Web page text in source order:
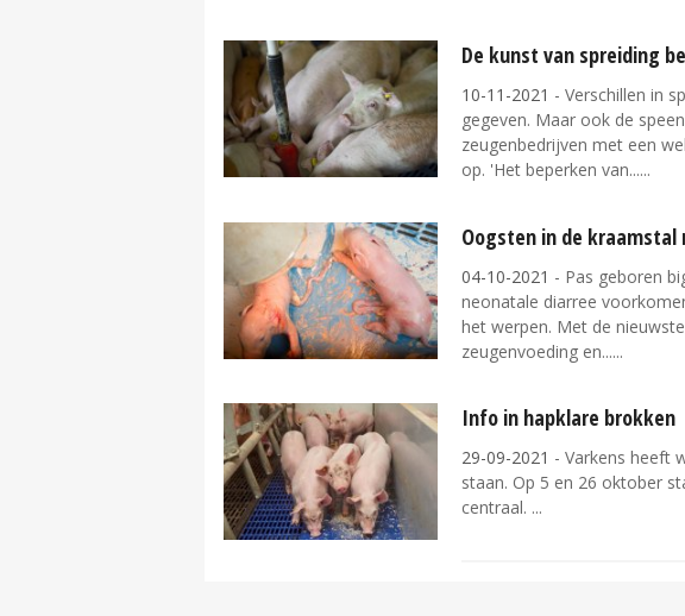
De kunst van spreiding
10-11-2021 - Verschillen in
gegeven. Maar ook de
zeugenbedrijven met een
op. 'Het beperken van...
Oogsten in de
04-10-2021 - Pas geboren
neonatale diarree
het werpen. Met de
zeugenvoeding en...
Info in hapklare brokken
29-09-2021 - Varkens heeft
staan. Op 5 en 26 oktober
centraal.